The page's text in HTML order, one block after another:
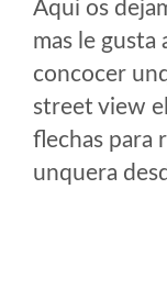
Aqui os
mas le gusta
concocer
street view
flechas para
unquera